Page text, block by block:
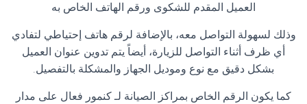
العميل المقدم للشكوى ورقم الهاتف الخاص به
وذلك لسهولة التواصل معه، بالإضافة لرقم هاتف إحتياطي لتفادي
أي ظرف أثناء التواصل للزيارة، أيضاً يتم تدوين عنوان العميل
بشكل دقيق مع نوع وموديل الجهاز والمشكلة بالتفصيل.
كما يكون الرقم الخاص بمراكز الصيانة لـ كنمور فعال على مدار